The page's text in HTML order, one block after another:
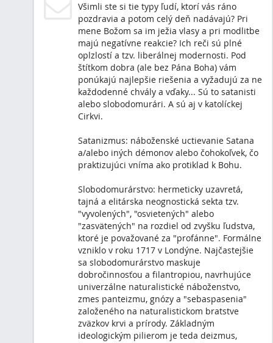
Satanizmus: náboženské uctievanie Satana a/
démonov alebo čohokoľvek, čo praktizujúci
protiklad k Bohu.
Slobodomurárstvo: hermeticky uzavretá, tajná
neognostická sekta tzv. "vyvolených",
"zasvätených" na rozdiel od zvyšku ľudstva,
považované za "profánne". Formálne vzniklo v
Londýne. Najčastejšie sa slobodomurárstvo
dobročinnosťou a filantropiou, navrhujúce
"sebaspasenia" založeného na naturalistickom
zväzkov krvi a prírody. Základným
teda deizmus, kategorické odmietnutie
zvrátenosti, teda v rozvracaní Božského
v prestupovaní zákonov daných Bohom.
vyššieho stupňa vidia v tejto zvrátenosti
ľudstva, mentálne budovanie "chrámu
Božieho zjavenia je tu "slobodomurárske
bytosť sa nakoniec stáva bohom.
úplná anti-cirkev, kde sa všetky teologické a
katolíckej Cirkvi obracajú naruby.
odsúdil pápež Klement XII. (+1740) v bule In
apostolates specula (1738), potom nasledovala
konštitúcia Providas Romanorum (1751)
XIV. (+1758). Najkomplexnejšie odsúdenie
bolo urobené v encyklike Humanum Genus z